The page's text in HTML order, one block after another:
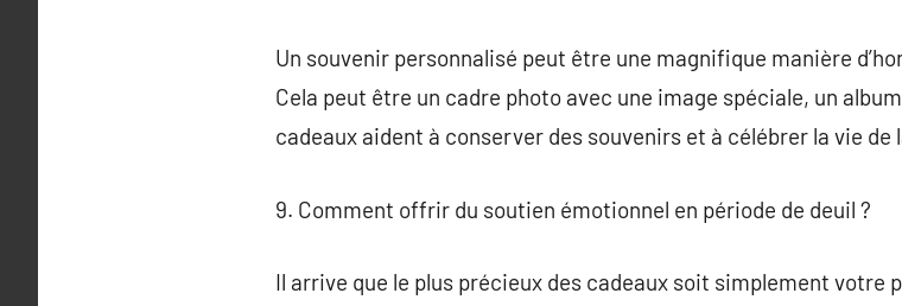
Un souvenir personnalisé peut être une magnifique manière
Cela peut être un cadre photo avec une image spéciale, un
cadeaux aident à conserver des souvenirs et à célébrer la vie de
9. Comment offrir du soutien émotionnel en période de deuil ?
Il arrive que le plus précieux des cadeaux soit simplement votre